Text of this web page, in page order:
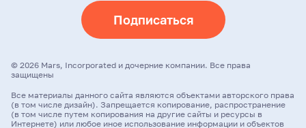
Подписаться
© 2026 Mars, Incorporated и дочерние компании. Все права
защищены
Все материалы данного сайта являются объектами авторского права
(в том числе дизайн). Запрещается копирование, распространение
(в том числе путем копирования на другие сайты и ресурсы в
Интернете) или любое иное использование информации и объектов